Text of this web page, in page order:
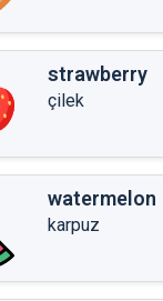
strawberry
çilek
watermelon
karpuz